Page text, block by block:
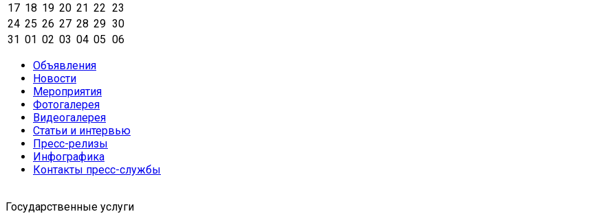
17 18 19 20 21 22 23
24 25 26 27 28 29 30
31 01 02 03 04 05 06
Объявления
Новости
Мероприятия
Фотогалерея
Видеогалерея
Статьи и интервью
Пресс-релизы
Инфографика
Контакты пресс-службы
Государственные услуги